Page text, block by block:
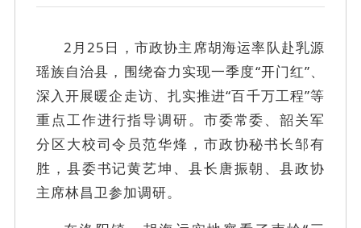
2月25日，市政协主席胡海运率队赴乳源
瑶族自治县，围绕奋力实现一季度“开门红”、
深入开展暖企走访、扎实推进“百千万工程”等
重点工作进行指导调研。市委常委、韶关军
分区大校司令员范华烽，市政协秘书长邹有
胜，县委书记黄艺坤、县长唐振朝、县政协
主席林昌卫参加调研。